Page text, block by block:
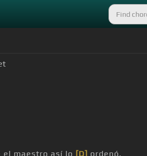
el maestro así lo [D] ordenó.